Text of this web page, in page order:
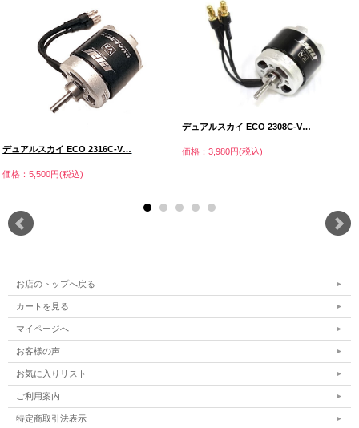
デュアルスカイ ECO 2316C-V…
価格：5,500円(税込)
デュアルスカイ ECO 2308C-V…
価格：3,980円(税込)
お店のトップへ戻る
カートを見る
マイページへ
お客様の声
お気に入りリスト
ご利用案内
特定商取引法表示